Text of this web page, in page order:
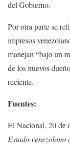
del Gobierno.
Por otra parte se
impresos
manejan “bajo un
de los nuevos
reciente.
Fuentes:
El Nacional, 20 de
Estado venezolano